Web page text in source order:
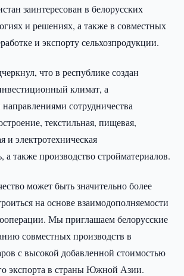
заинтересован в белорусских
и решениях, а также в совместных
и экспорту сельхозпродукции.
что в республике создан
климат, а
сотрудничества
текстильная, пищевая,
и электротехническая
также производство стройматериалов.
может быть значительно более
на основе взаимодополняемости
Мы приглашаем белорусские
совместных производств в
с высокой добавленной стоимостью
экспорта в страны Южной Азии.